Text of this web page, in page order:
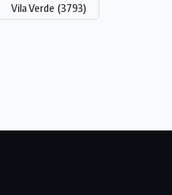
Vila Verde (3793)